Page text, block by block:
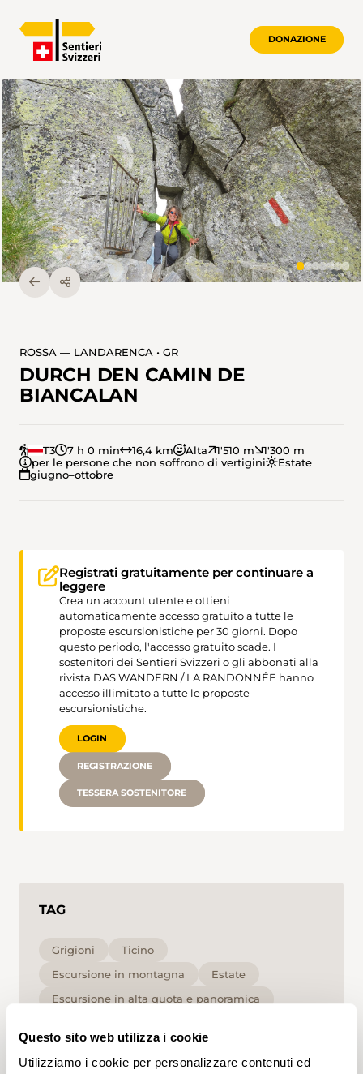
Questo sito web utilizza i cookie
Utilizziamo i cookie per personalizzare contenuti ed
DONAZIONE
ROSSA — LANDARENCA • GR
DURCH DEN CAMIN DE
BIANCALAN
T3 7 h 0 min 16,4 km Alta 1'510 m
1'300 m
per le persone che non soffrono di vertigini
Estate
giugno–ottobre
Registrati gratuitamente per continuare a
leggere
Crea un account utente e ottieni
automaticamente accesso gratuito a tutte le
proposte escursionistiche per 30 giorni. Dopo
questo periodo, l'accesso gratuito scade. I
sostenitori dei Sentieri Svizzeri o gli abbonati alla
rivista DAS WANDERN / LA RANDONNÉE hanno
accesso illimitato a tutte le proposte
escursionistiche.
LOGIN
REGISTRAZIONE
TESSERA SOSTENITORE
TAG
Grigioni
Ticino
Escursione in montagna
Estate
Escursione in alta quota e panoramica